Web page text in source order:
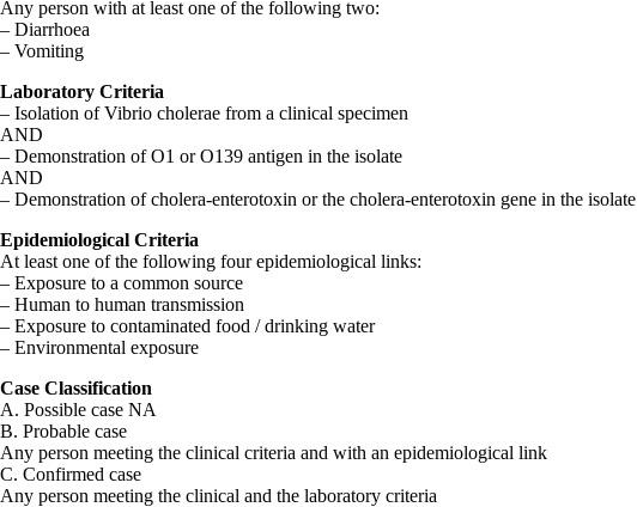
Any person with at least one of the following two:
– Diarrhoea
– Vomiting
Laboratory Criteria
– Isolation of Vibrio cholerae from a clinical specimen
AND
– Demonstration of O1 or O139 antigen in the isolate
AND
– Demonstration of cholera-enterotoxin or the cholera-enterotoxin gene in the isolate
Epidemiological Criteria
At least one of the following four epidemiological links:
– Exposure to a common source
– Human to human transmission
– Exposure to contaminated food / drinking water
– Environmental exposure
Case Classification
A. Possible case NA
B. Probable case
Any person meeting the clinical criteria and with an epidemiological link
C. Confirmed case
Any person meeting the clinical and the laboratory criteria